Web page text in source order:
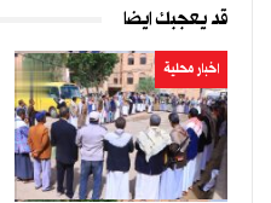
قد يعجبك ايضا
اخبار محلية